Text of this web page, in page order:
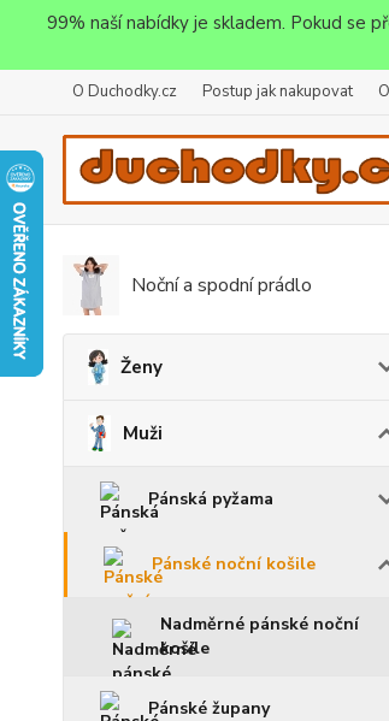
99% naší nabídky je skladem. Pokud se
O Duchodky.cz Postup jak nakupovat
Noční a spodní prádlo
Ženy
Muži
Pánská pyžama
Pánské noční košile
Nadměrné pánské noční
košile
Pánské župany